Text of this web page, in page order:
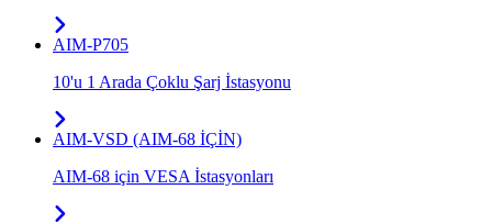
AIM-P705
10'u 1 Arada Çoklu Şarj İstasyonu
AIM-VSD (AIM-68 İÇİN)
AIM-68 için VESA İstasyonları